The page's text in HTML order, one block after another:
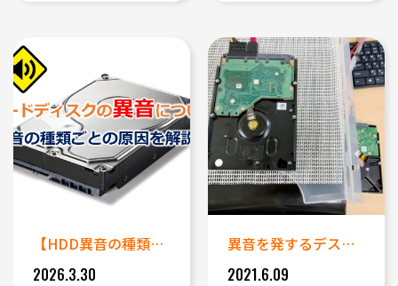
【HDD異音の種類ごとに解説】...
2026.3.30
異音を発するデスクトップパソコ...
2021.6.09